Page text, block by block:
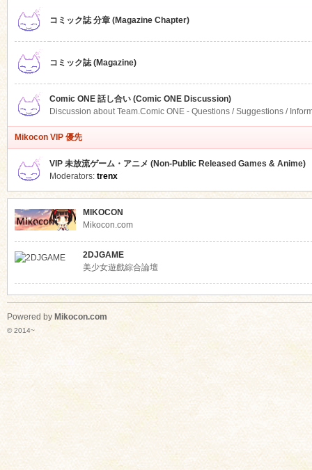
コミック誌 分章 (Magazine Chapter)
コミック誌 (Magazine)
Comic ONE 話し合い (Comic ONE Discussion)
Discussion about Team.Comic ONE - Questions / Suggestions /
Mikocon VIP 優先
VIP 未放流ゲーム・アニメ (Non-Public Released Games & Anime)
Moderators: trenx
MIKOCON
Mikocon.com
2DJGAME
美少女遊戲綜合論壇
Powered by Mikocon.com
© 2014~